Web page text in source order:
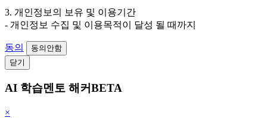
3. 개인정보의 보유 및 이용기간
- 개인정보 수집 및 이용목적이 달성 될 때까지
동의
동의안함
닫기
AI 학습멘토 해커BETA
×